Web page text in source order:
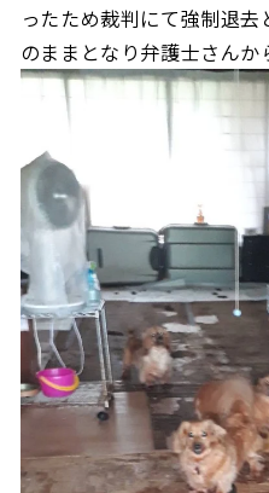
ったため裁判にて強制退
のままとなり弁護士さんか